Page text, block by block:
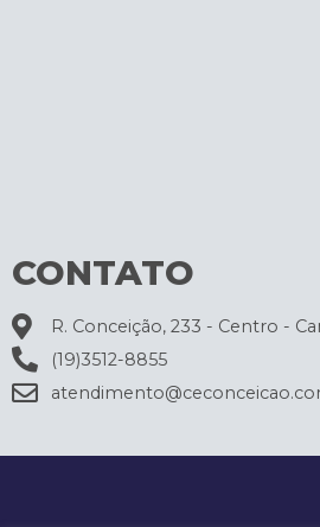
CONTATO
R. Conceição, 233 - Centro -
(19)3512-8855